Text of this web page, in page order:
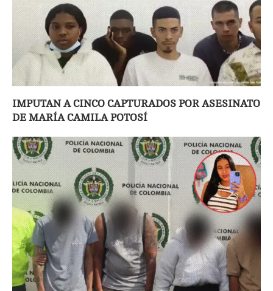
IMPUTAN A CINCO CAPTURADOS POR ASESINATO
DE MARÍA CAMILA POTOSÍ